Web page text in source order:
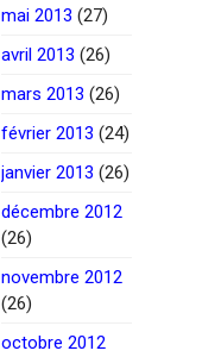
mai 2013 (27)
avril 2013 (26)
mars 2013 (26)
février 2013 (24)
janvier 2013 (26)
décembre 2012
(26)
novembre 2012
(26)
octobre 2012